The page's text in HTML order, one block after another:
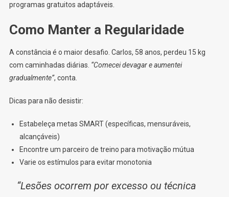
programas gratuitos adaptáveis.
Como Manter a Regularidade
A constância é o maior desafio. Carlos, 58 anos, perdeu 15 kg
com caminhadas diárias. “Comecei devagar e aumentei
gradualmente”, conta.
Dicas para não desistir:
Estabeleça metas SMART (específicas, mensuráveis,
alcançáveis)
Encontre um parceiro de treino para motivação mútua
Varie os estímulos para evitar monotonia
“Lesões ocorrem por excesso ou técnica